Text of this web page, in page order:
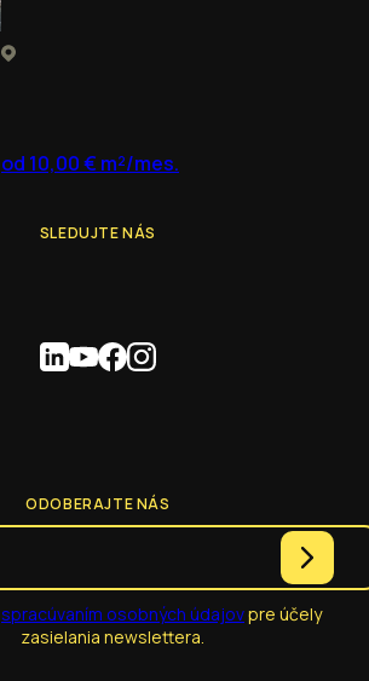
od 10,00 € m²/mes.
SLEDUJTE NÁS
ODOBERAJTE NÁS
spracúvaním osobných údajovpre účely
zasielania newslettera.